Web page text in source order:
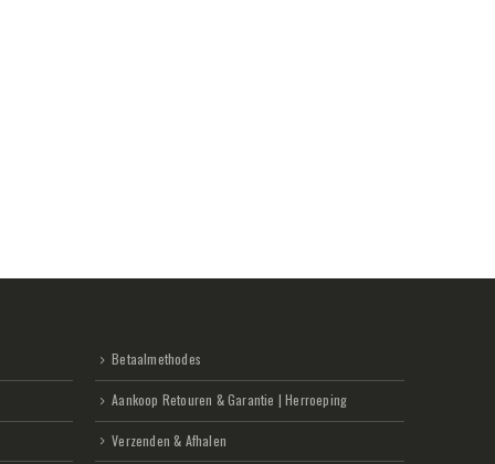
Betaalmethodes
Aankoop Retouren & Garantie | Herroeping
Verzenden & Afhalen